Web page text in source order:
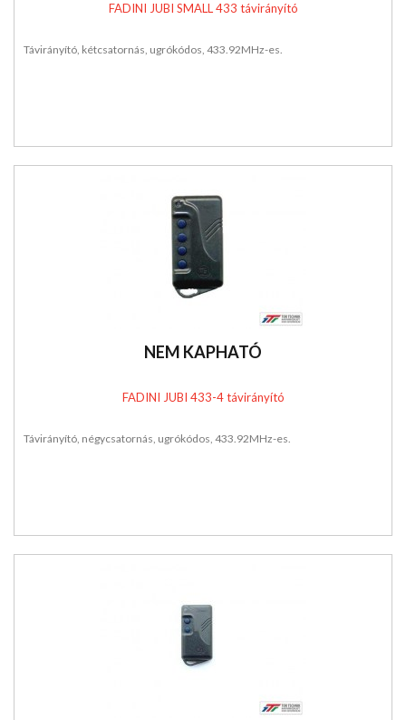
FADINI JUBI SMALL 433 távirányító
Távirányító, kétcsatornás, ugrókódos, 433.92MHz-es.
NEM KAPHATÓ
FADINI JUBI 433-4 távirányító
Távirányító, négycsatornás, ugrókódos, 433.92MHz-es.